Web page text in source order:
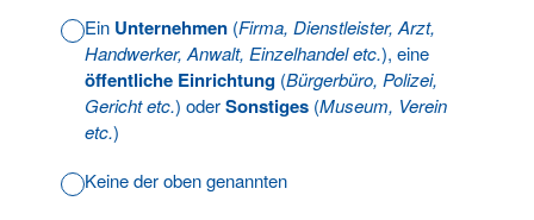
Ein Unternehmen (Firma, Dienstleister, Arzt,
Handwerker, Anwalt, Einzelhandel etc.), eine
öffentliche Einrichtung (Bürgerbüro, Polizei,
Gericht etc.) oderSonstiges (Museum, Verein
etc.)
Keine der oben genannten